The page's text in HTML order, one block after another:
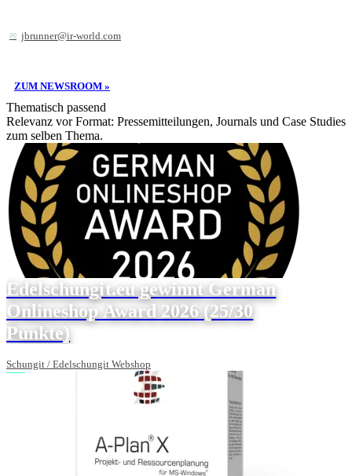
jbrunner@ir-world.com
ZUM NEWSROOM »
Thematisch passend
Relevanz vor Format: Pressemitteilungen, Journals und Case Studies
zum selben Thema.
Edelschungit.eu gewinnt German
Onlineshop Award 2026 (25/30
Punkte)
Schungit / Edelschungit Webshop